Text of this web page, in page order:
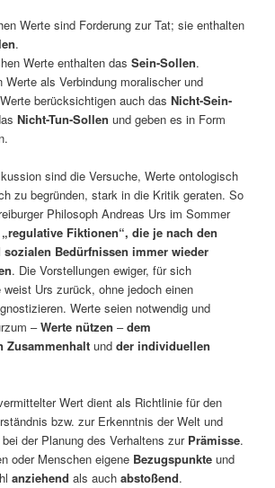
Werte sind Forderung zur Tat; sie enthalten
.
Werte enthalten das Sein-Sollen.
Werte als Verbindung moralischer und
berücksichtigen auch das Nicht-Sein-
Nicht-Tun-Sollen und geben es in Form
sind die Versuche, Werte ontologisch
zu begründen, stark in die Kritik geraten. So
Philosoph Andreas Urs im Sommer
Fiktionen“, die je nach den
Bedürfnissen immer wieder
. Die Vorstellungen ewiger, für sich
weist Urs zurück, ohne jedoch einen
Werte seien notwendig und
–Werte nützen –dem
Zusammenhalt undder individuellen
Wert dient als Richtlinie für den
bzw. zur Erkenntnis der Welt und
der Planung des Verhaltens zur Prämisse.
oder Menschen eigene Bezugspunkte und
anziehend als auchabstoßend.